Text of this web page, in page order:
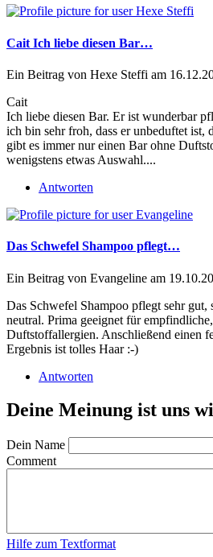
Cait Ich liebe diesen Bar…
Ein Beitrag von Hexe Steffi am
Cait
Ich liebe diesen Bar. Er ist wunderbar
ich bin sehr froh, dass er unbeduftet ist,
gibt es immer nur einen Bar ohne
wenigstens etwas Auswahl....
Antworten
Das Schwefel Shampoo pflegt…
Ein Beitrag von Evangeline am
Das Schwefel Shampoo pflegt sehr gut,
neutral. Prima geeignet für
Duftstoffallergien. Anschließend einen
Ergebnis ist tolles Haar :-)
Antworten
Deine Meinung ist uns
Dein Name
Comment
Hilfe zum Textformat